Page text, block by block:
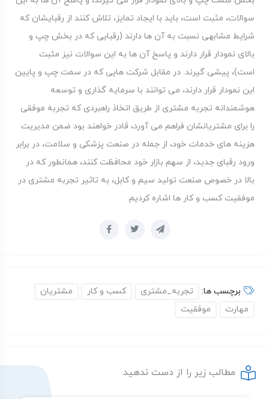
سوالات، مثبت است، باید با ایجاد تمایز، تلاش کنند از رقبایشان که
شرایط مشابهی نسبت به آن ها دارند (رقبایی که در بخش چپ و
بالای نمودار قرار دارند و پاسخ آن ها به این سوالات نیز مثبت
است)، پیشی گیرند. در مقابل شرکت هایی که در سمت چپ و پایین
این نمودار قرار دارند، می توانند با سرمایه گذاری و توسعه
هوشمندانه تجربه مشتری از طریق اتخاذ راهبردی که تجربه موفقی
را برای مشتریانشان فراهم می آورد، قادر خواهند بود ضمن مدیریت
هزینه های خدمات خود، از جمله در صنعت پزشکی و سلامت، در برابر
ورود رقبای جدید، از سهم بازار خود محافظت کنند، همانطور که در
بالا در خصوص صنعت تولید سیم و کابل، به تاثیر تجربه مشتری در
موفقیت کسب و کار ها اشاره کردیم.
برچسب ها: تجربه_مشتری کسب و کار
مشتریان
مهارت
موفقیت
مطالب زیر را از دست ندهید